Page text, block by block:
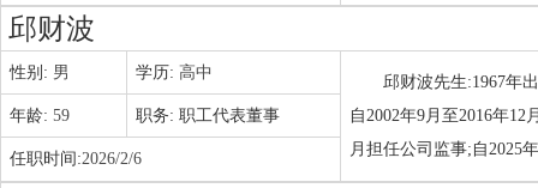
邱财波
性别: 男 学历: 高中
邱财波先生:1967年
自2002年9月至2016年
月担任公司监事;自2025
年龄: 59 职务: 职工代表董事
任职时间:2026/2/6